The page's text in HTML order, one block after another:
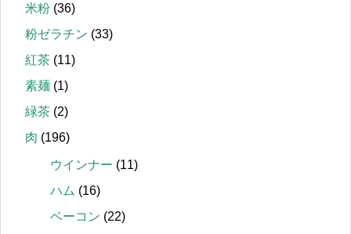
米粉 (36)
粉ゼラチン (33)
紅茶 (11)
素麺 (1)
緑茶 (2)
肉 (196)
ウインナー (11)
ハム (16)
ベーコン (22)